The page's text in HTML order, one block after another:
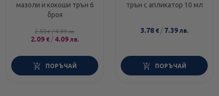
мазоли и кокоши трън 6
броя
2.50€ / 4.89лв.
2.09 € / 4.09 лв.
ПОРЪЧАЙ
трън с апликатор 10 мл
3.78 € / 7.39 лв.
ПОРЪЧАЙ